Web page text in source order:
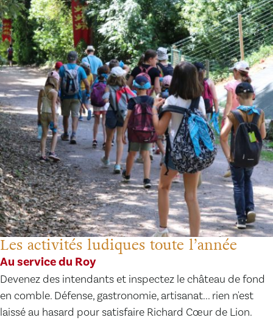
Les activités ludiques toute l’année
Au service du Roy
Devenez des intendants et inspectez le château de fond
en comble. Défense, gastronomie, artisanat... rien n'est
laissé au hasard pour satisfaire Richard Cœur de Lion.